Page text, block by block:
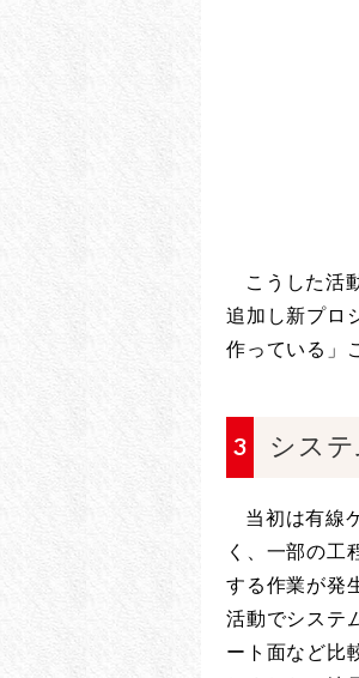
こうした活
追加し新プロ
作っている」
3 システ
当初は有線
く、一部の工
する作業が発
活動でシステ
ート面など比